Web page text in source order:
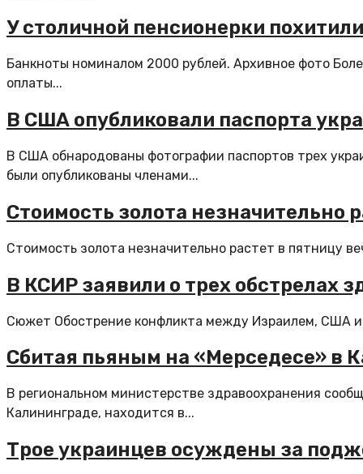
У столичной пенсионерки
Банкноты номиналом 2000 рублей. Архивное фото
оплаты...
В США опубликовали паспорта
В США обнародованы фотографии паспортов трех
были опубликованы членами...
Стоимость золота незначительно
Стоимость золота незначительно растет в пятницу
В КСИР заявили о трех обстрелах
Сюжет Обострение конфликта между Израилем, США
Сбитая пьяным на «Мерседесе» в
В региональном министерстве здравоохранения
Калининграде, находится в...
Трое украинцев осуждены за